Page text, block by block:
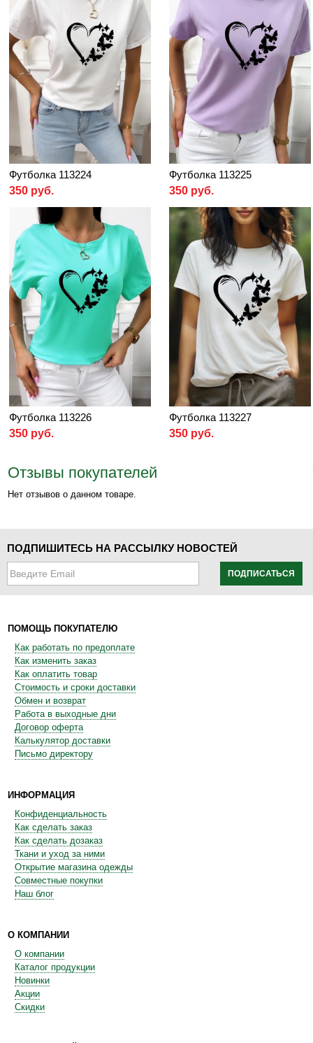
Футболка 113224
350 руб.
Футболка 113225
350 руб.
Футболка 113226
350 руб.
Футболка 113227
350 руб.
Отзывы покупателей
Нет отзывов о данном товаре.
ПОДПИШИТЕСЬ НА РАССЫЛКУ НОВОСТЕЙ
ПОДПИСАТЬСЯ
ПОМОЩЬ ПОКУПАТЕЛЮ
Как работать по предоплате
Как изменить заказ
Как оплатить товар
Стоимость и сроки доставки
Обмен и возврат
Работа в выходные дни
Договор оферта
Калькулятор доставки
Письмо директору
ИНФОРМАЦИЯ
Конфиденциальность
Как сделать заказ
Как сделать дозаказ
Ткани и уход за ними
Открытие магазина одежды
Совместные покупки
Наш блог
О КОМПАНИИ
О компании
Каталог продукции
Новинки
Акции
Скидки